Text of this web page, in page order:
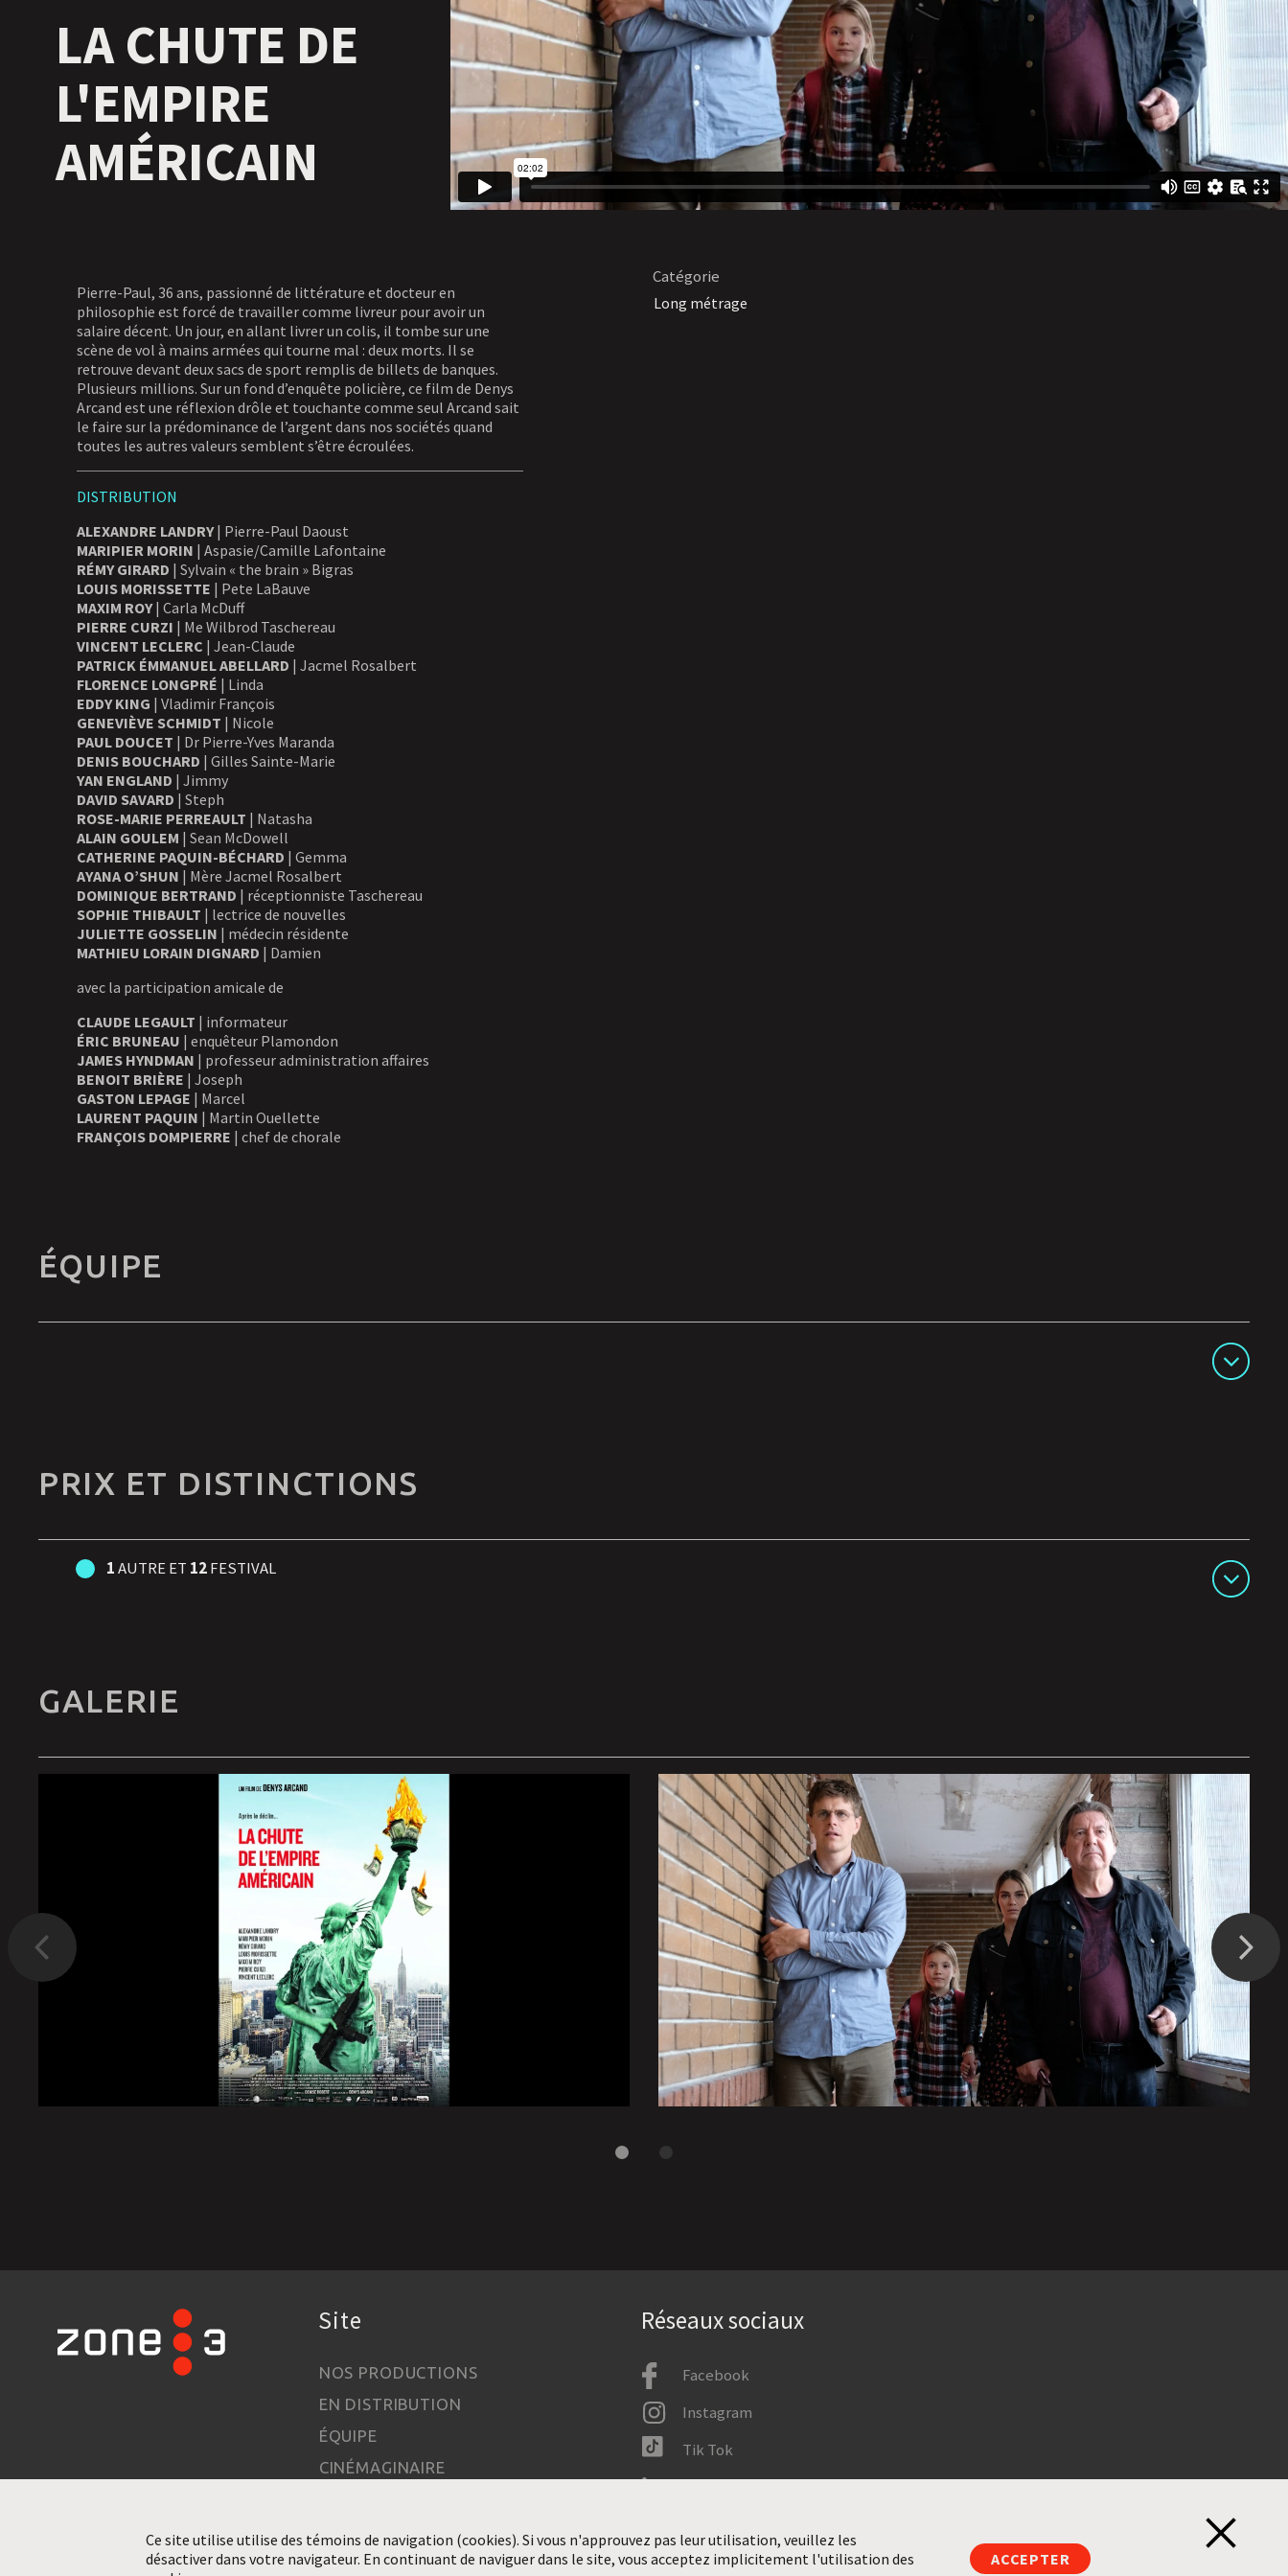
LA CHUTE DE
L'EMPIRE
AMÉRICAIN
Pierre-Paul, 36 ans, passionné de littérature et docteur en
philosophie est forcé de travailler comme livreur pour avoir un
salaire décent. Un jour, en allant livrer un colis, il tombe sur une
scène de vol à mains armées qui tourne mal : deux morts. Il se
retrouve devant deux sacs de sport remplis de billets de banques.
Plusieurs millions. Sur un fond d’enquête policière, ce film de Denys
Arcand est une réflexion drôle et touchante comme seul Arcand sait
le faire sur la prédominance de l’argent dans nos sociétés quand
toutes les autres valeurs semblent s’être écroulées.
DISTRIBUTION
ALEXANDRE LANDRY| Pierre-Paul Daoust
MARIPIER MORIN | Aspasie/Camille Lafontaine
RÉMY GIRARD | Sylvain « the brain » Bigras
LOUIS MORISSETTE | Pete LaBauve
MAXIM ROY| Carla McDuff
PIERRE CURZI | Me Wilbrod Taschereau
VINCENT LECLERC | Jean-Claude
PATRICK ÉMMANUEL ABELLARD | Jacmel Rosalbert
FLORENCE LONGPRÉ | Linda
EDDY KING | Vladimir François
GENEVIÈVE SCHMIDT | Nicole
PAUL DOUCET | Dr Pierre-Yves Maranda
DENIS BOUCHARD | Gilles Sainte-Marie
YAN ENGLAND | Jimmy
DAVID SAVARD | Steph
ROSE-MARIE PERREAULT | Natasha
ALAIN GOULEM | Sean McDowell
CATHERINE PAQUIN-BÉCHARD | Gemma
AYANA O’SHUN | Mère Jacmel Rosalbert
DOMINIQUE BERTRAND | réceptionniste Taschereau
SOPHIE THIBAULT | lectrice de nouvelles
JULIETTE GOSSELIN | médecin résidente
MATHIEU LORAIN DIGNARD | Damien
avec la participation amicale de
CLAUDE LEGAULT | informateur
ÉRIC BRUNEAU | enquêteur Plamondon
JAMES HYNDMAN | professeur administration affaires
BENOIT BRIÈRE | Joseph
GASTON LEPAGE | Marcel
LAURENT PAQUIN | Martin Ouellette
FRANÇOIS DOMPIERRE | chef de chorale
Catégorie
Long métrage
ÉQUIPE
PRIX ET DISTINCTIONS
1AUTRE ET 12FESTIVAL
GALERIE
Précédent Suivant
Site
NOS PRODUCTIONS
EN DISTRIBUTION
ÉQUIPE
CINÉMAGINAIRE
CONTACT
RENSEIGNEMENTS PERSONNELS
Réseaux sociaux
Facebook
Instagram
Tik Tok
LinkedIn
Ce site utilise utilise des témoins de navigation (cookies). Si vous n'approuvez pas leur utilisation, veuillez les
désactiver dans votre navigateur. En continuant de naviguer dans le site, vous acceptez implicitement l'utilisation des
ACCEPTER